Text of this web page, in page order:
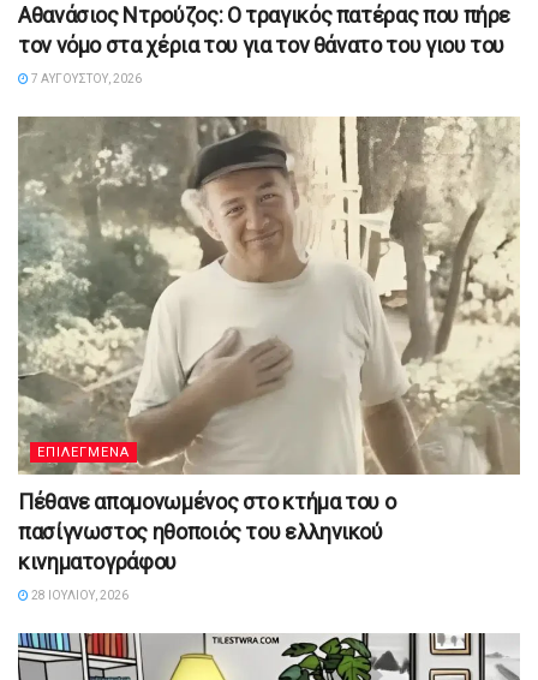
Αθανάσιος Ντρούζος: Ο τραγικός πατέρας που πήρε
τον νόμο στα χέρια του για τον θάνατο του γιου του
7 ΑΥΓΟΎΣΤΟΥ, 2026
ΕΠΙΛΕΓΜΕΝΑ
Πέθανε απομονωμένος στο κτήμα του ο
πασίγνωστος ηθοποιός του ελληνικού
κινηματογράφου
28 ΙΟΥΛΊΟΥ, 2026